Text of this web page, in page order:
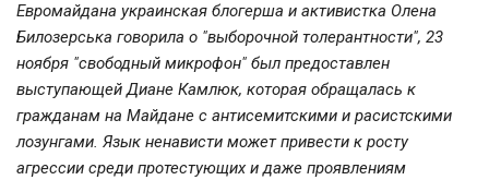
Евромайдана украинская блогерша и активистка Олена
Билозерська говорила о "выборочной толерантности", 23
ноября "свободный микрофон" был предоставлен
выступающей Диане Камлюк, которая обращалась к
гражданам на Майдане с антисемитскими и расистскими
лозунгами. Язык ненависти может привести к росту
агрессии среди протестующих и даже проявлениям